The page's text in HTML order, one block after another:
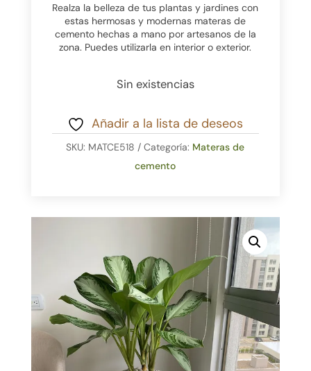
Realza la belleza de tus plantas y jardines con
estas hermosas y modernas materas de
cemento hechas a mano por artesanos de la
zona. Puedes utilizarla en interior o exterior.
Sin existencias
Añadir a la lista de deseos
SKU: MATCE518 Categoría: Materas de
cemento